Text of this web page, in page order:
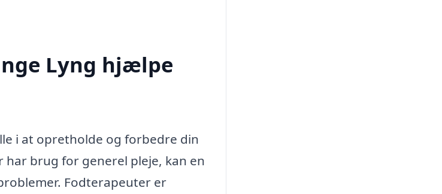
Lyng hjælpe
i at opretholde og forbedre din
har brug for generel pleje, kan en
Fodterapeuter er